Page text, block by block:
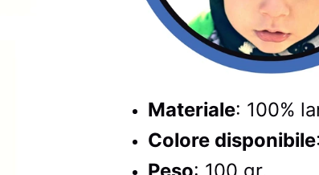
Materiale: 100%
Colore disponibile